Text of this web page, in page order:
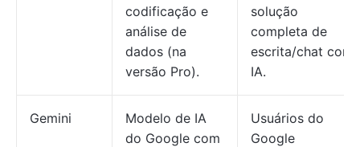
codificação e
análise de
dados (na
versão Pro).
solução
completa de
escrita/chat com
IA.
Gemini
Modelo de IA
do Google com
Usuários do
Google